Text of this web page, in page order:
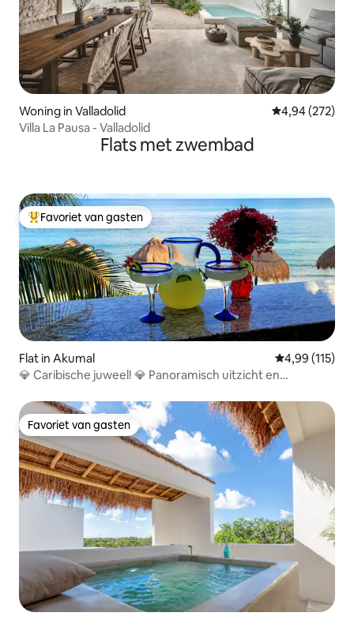
Woning in Valladolid Gemiddelde
4,94 (272)
Villa La Pausa - Valladolid
Flats met zwembad
Topfavoriet van gasten
Favoriet van gasten
Flat in Akumal Gemiddelde
4,99 (115)
💎 Caribische juweel! 💎 Panoramisch uitzicht en
Favoriet van gasten
Favoriet van gasten